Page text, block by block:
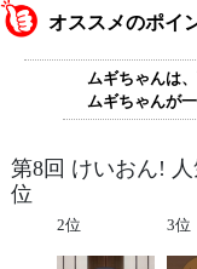
オススメのポイ
ムギちゃんは
ムギちゃんが
第8回 けいおん!
位
2位 3位